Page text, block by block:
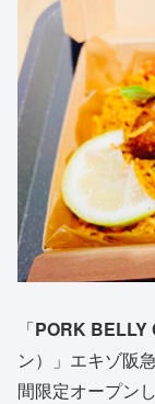
「PORK BELLY
ン）」エキゾ阪急
間限定オープン